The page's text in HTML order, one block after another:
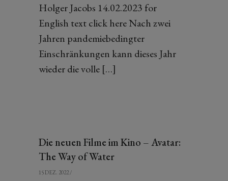
Holger Jacobs 14.02.2023 for
English text click here Nach zwei
Jahren pandemiebedingter
Einschränkungen kann dieses Jahr
wieder die volle […]
Die neuen Filme im Kino – Avatar:
The Way of Water
15 DEZ. 2022 /